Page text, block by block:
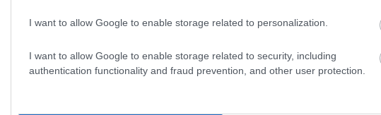
I want to allow Google to enable storage related to personalization.
I want to allow Google to enable storage related to security, including
authentication functionality and fraud prevention, and other user protection.